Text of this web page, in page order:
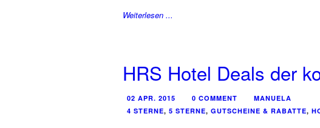
Weiterlesen ...
HRS Hotel Deals der
02 APR. 2015 0 COMMENT
MANUELA
4 STERNE, 5 STERNE, GUTSCHEINE & RABATTE,